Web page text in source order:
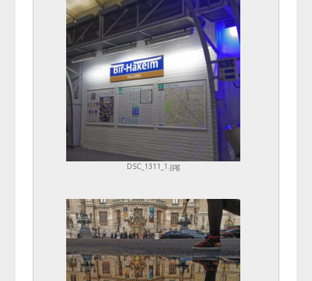
DSC_1311_1.jpg